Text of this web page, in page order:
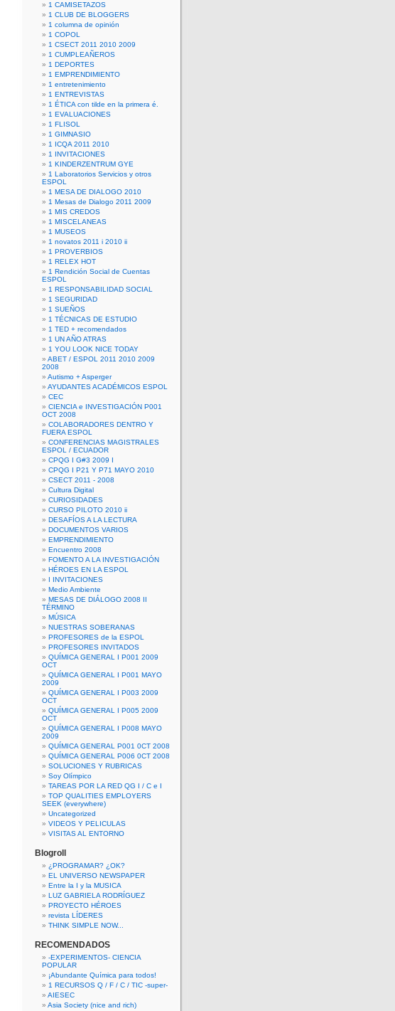
1 CAMISETAZOS
1 CLUB DE BLOGGERS
1 columna de opinión
1 COPOL
1 CSECT 2011 2010 2009
1 CUMPLEAÑEROS
1 DEPORTES
1 EMPRENDIMIENTO
1 entretenimiento
1 ENTREVISTAS
1 ÉTICA con tilde en la primera é.
1 EVALUACIONES
1 FLISOL
1 GIMNASIO
1 ICQA 2011 2010
1 INVITACIONES
1 KINDERZENTRUM GYE
1 Laboratorios Servicios y otros
ESPOL
1 MESA DE DIALOGO 2010
1 Mesas de Dialogo 2011 2009
1 MIS CREDOS
1 MISCELANEAS
1 MUSEOS
1 novatos 2011 i 2010 ii
1 PROVERBIOS
1 RELEX HOT
1 Rendición Social de Cuentas
ESPOL
1 RESPONSABILIDAD SOCIAL
1 SEGURIDAD
1 SUEÑOS
1 TÉCNICAS DE ESTUDIO
1 TED + recomendados
1 UN AÑO ATRAS
1 YOU LOOK NICE TODAY
ABET / ESPOL 2011 2010 2009
2008
Autismo + Asperger
AYUDANTES ACADÉMICOS ESPOL
CEC
CIENCIA e INVESTIGACIÓN P001
OCT 2008
COLABORADORES DENTRO Y
FUERA ESPOL
CONFERENCIAS MAGISTRALES
ESPOL / ECUADOR
CPQG I G#3 2009 I
CPQG I P21 Y P71 MAYO 2010
CSECT 2011 - 2008
Cultura Digital
CURIOSIDADES
CURSO PILOTO 2010 ii
DESAFÍOS A LA LECTURA
DOCUMENTOS VARIOS
EMPRENDIMIENTO
Encuentro 2008
FOMENTO A LA INVESTIGACIÓN
HÉROES EN LA ESPOL
I INVITACIONES
Medio Ambiente
MESAS DE DIÁLOGO 2008 II
TÉRMINO
MÚSICA
NUESTRAS SOBERANAS
PROFESORES de la ESPOL
PROFESORES INVITADOS
QUÍMICA GENERAL I P001 2009
OCT
QUÍMICA GENERAL I P001 MAYO
2009
QUÍMICA GENERAL I P003 2009
OCT
QUÍMICA GENERAL I P005 2009
OCT
QUÍMICA GENERAL I P008 MAYO
2009
QUÍMICA GENERAL P001 0CT 2008
QUÍMICA GENERAL P006 0CT 2008
SOLUCIONES Y RUBRICAS
Soy Olímpico
TAREAS POR LA RED QG I / C e I
TOP QUALITIES EMPLOYERS
SEEK (everywhere)
Uncategorized
VIDEOS Y PELICULAS
VISITAS AL ENTORNO
Blogroll
¿PROGRAMAR? ¿OK?
EL UNIVERSO NEWSPAPER
Entre la I y la MUSICA
LUZ GABRIELA RODRÍGUEZ
PROYECTO HÉROES
revista LÍDERES
THINK SIMPLE NOW...
RECOMENDADOS
-EXPERIMENTOS- CIENCIA
POPULAR
¡Abundante Química para todos!
1 RECURSOS Q / F / C / TIC -super-
AIESEC
Asia Society (nice and rich)